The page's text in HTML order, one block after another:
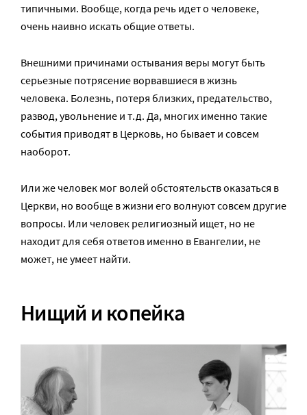
типичными. Вообще, когда речь идет о человеке,
очень наивно искать общие ответы.
Внешними причинами остывания веры могут быть
серьезные потрясение ворвавшиеся в жизнь
человека. Болезнь, потеря близких, предательство,
развод, увольнение и т.д. Да, многих именно такие
события приводят в Церковь, но бывает и совсем
наоборот.
Или же человек мог волей обстоятельств оказаться в
Церкви, но вообще в жизни его волнуют совсем другие
вопросы. Или человек религиозный ищет, но не
находит для себя ответов именно в Евангелии, не
может, не умеет найти.
Нищий и копейка